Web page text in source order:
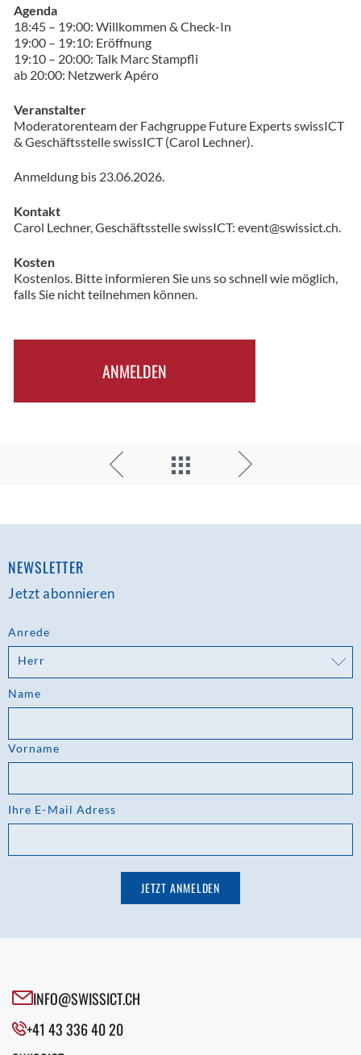
Agenda
18:45 – 19:00: Willkommen & Check-In
19:00 – 19:10: Eröffnung
19:10 – 20:00: Talk Marc Stampfli
ab 20:00: Netzwerk Apéro
Veranstalter
Moderatorenteam der Fachgruppe Future Experts swissICT
& Geschäftsstelle swissICT (Carol Lechner).
Anmeldung bis 23.06.2026.
Kontakt
Carol Lechner, Geschäftsstelle swissICT: event@swissict.ch.
Kosten
Kostenlos. Bitte informieren Sie uns so schnell wie möglich,
falls Sie nicht teilnehmen können.
ANMELDEN
NEWSLETTER
Jetzt abonnieren
Anrede
Herr
Name
Vorname
Ihre E-Mail Adress
INFO@SWISSICT.CH
+41 43 336 40 20